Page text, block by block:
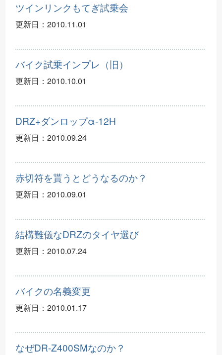
ツインリンクもてぎ試乗会
更新日： 2010.11.01
バイク試乗インプレ（旧）
更新日： 2010.10.01
DRZ+ダンロップα-12H
更新日： 2010.09.24
赤切符を貰うとどうなるのか？
更新日： 2010.09.01
結構難儀なDRZのタイヤ選び
更新日： 2010.07.24
バイクの名義変更
更新日： 2010.01.17
なぜDR-Z400SMなのか？